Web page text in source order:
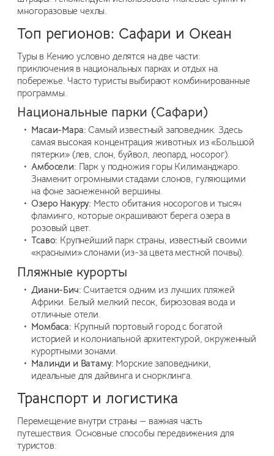
многоразовые чехлы.
Топ регионов: Сафари и Океан
Туры в Кению условно делятся на две части:
приключения в национальных парках и отдых на
побережье. Часто туристы выбирают комбинированные
программы.
Национальные парки (Сафари)
Масаи-Мара: Самый известный заповедник. Здесь
самая высокая концентрация животных из «Большой
пятерки» (лев, слон, буйвол, леопард, носорог).
Амбосели: Парк у подножия горы Килиманджаро.
Знаменит огромными стадами слонов, гуляющими
на фоне заснеженной вершины.
Озеро Накуру: Место обитания носорогов и тысяч
фламинго, которые окрашивают берега озера в
розовый цвет.
Тсаво: Крупнейший парк страны, известный своими
«красными» слонами (из-за цвета местной почвы).
Пляжные курорты
Диани-Бич: Считается одним из лучших пляжей
Африки. Белый мелкий песок, бирюзовая вода и
отличные отели.
Момбаса: Крупный портовый город с богатой
историей и колониальной архитектурой, окруженный
курортными зонами.
Малинди и Ватаму: Морские заповедники,
идеальные для дайвинга и снорклинга.
Транспорт и логистика
Перемещение внутри страны — важная часть
путешествия. Основные способы передвижения для
туристов: